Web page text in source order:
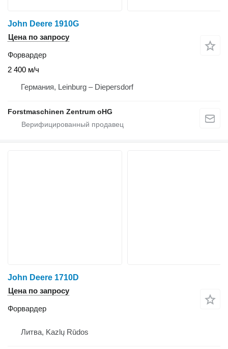
John Deere 1910G
Цена по запросу
Форвардер
2 400 м/ч
Германия, Leinburg – Diepersdorf
Forstmaschinen Zentrum oHG
John Deere 1710D
Цена по запросу
Форвардер
Литва, Kazlų Rūdos